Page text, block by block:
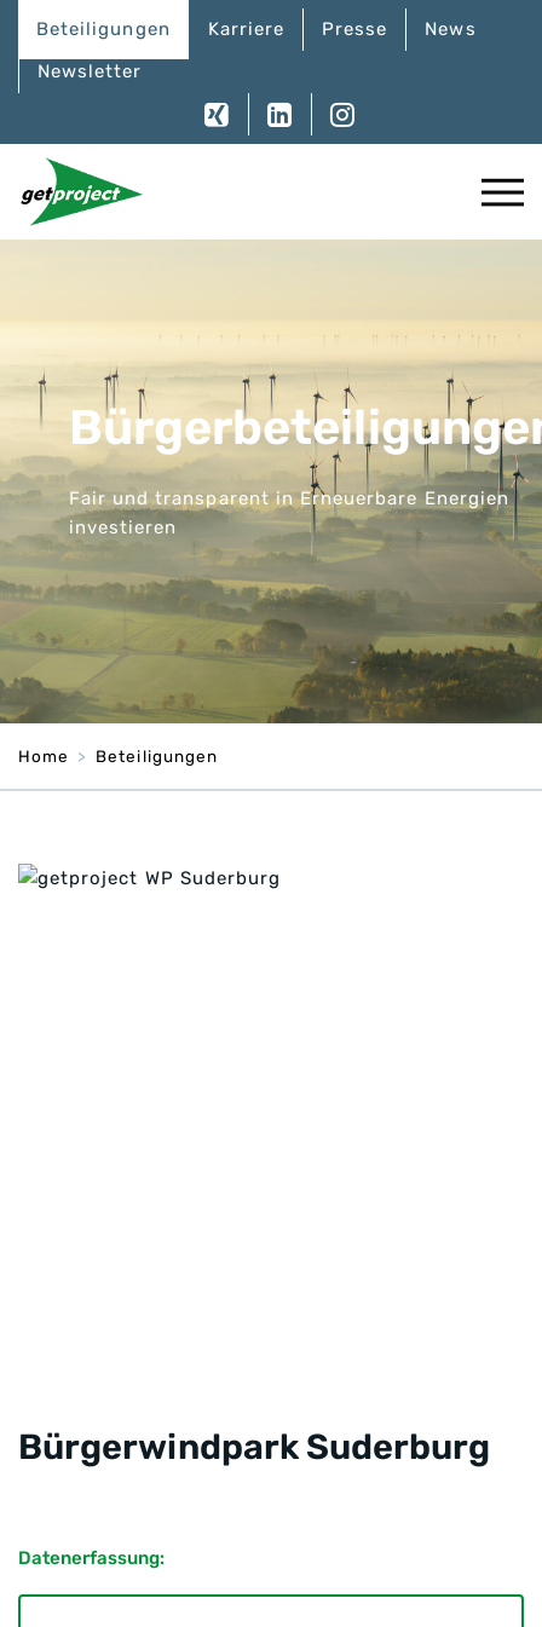
Beteiligungen Karriere Presse
News
Newsletter
Fair und transparent in Erneuerbare Energien
investieren
Home Beteiligungen
Bürgerwindpark Suderburg
Datenerfassung: